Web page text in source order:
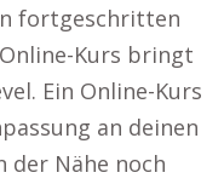
fortgeschritten
Kurs bringt
Ein Online-Kurs
an deinen
der Nähe noch